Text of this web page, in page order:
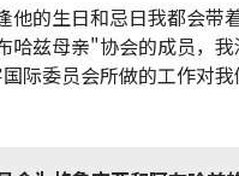
他的生日和忌日我都会带
哈兹母亲"协会的成员，
际委员会所做的工作对